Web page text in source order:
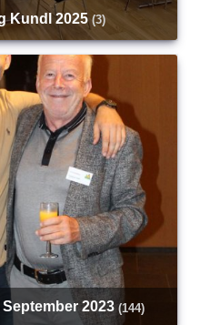
Kundl 2025 (3)
September 2023 (144)